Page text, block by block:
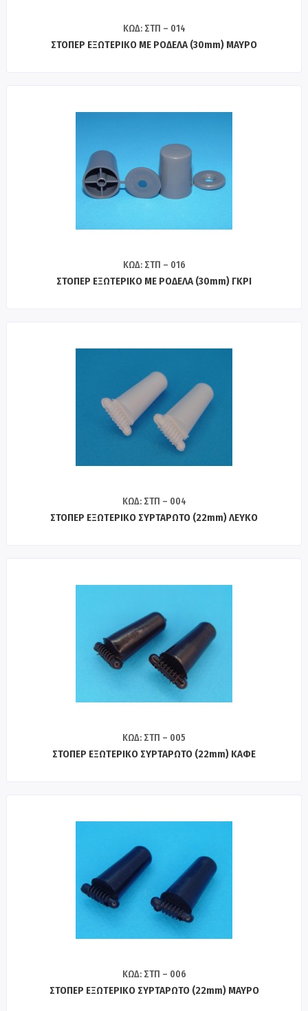
ΚΩΔ: ΣΤΠ – 014
ΣΤΟΠΕΡ ΕΞΩΤΕΡΙΚΟ ΜΕ ΡΟΔΕΛΑ (30mm) ΜΑΥΡΟ
ΚΩΔ: ΣΤΠ – 016
ΣΤΟΠΕΡ ΕΞΩΤΕΡΙΚΟ ΜΕ ΡΟΔΕΛΑ (30mm) ΓΚΡΙ
ΚΩΔ: ΣΤΠ – 004
ΣΤΟΠΕΡ ΕΞΩΤΕΡΙΚΟ ΣΥΡΤΑΡΩΤΟ (22mm) ΛΕΥΚΟ
ΚΩΔ: ΣΤΠ – 005
ΣΤΟΠΕΡ ΕΞΩΤΕΡΙΚΟ ΣΥΡΤΑΡΩΤΟ (22mm) ΚΑΦΕ
ΚΩΔ: ΣΤΠ – 006
ΣΤΟΠΕΡ ΕΞΩΤΕΡΙΚΟ ΣΥΡΤΑΡΩΤΟ (22mm) ΜΑΥΡΟ